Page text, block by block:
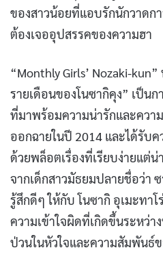
ของสาวน้อยที่แอบรักนักวาดก
ต้องเจออุปสรรคของความฮา
“Monthly Girls’ Nozaki-
รายเดือนของโนซากิคุง” เป็น
ที่มาพร้อมความน่ารักและควา
ออกฉายในปี 2014 และได้รับ
ด้วยพล็อตเรื่องที่เรียบง่ายแต่น่
จากเด็กสาวมัธยมปลายชื่อว่า
รู้สึกดีๆ ให้กับ โนซากิ อุเมะทา
ความเข้าใจผิดที่เกิดขึ้นระหว่า
ป่วนในหัวใจและความสัมพันธ์